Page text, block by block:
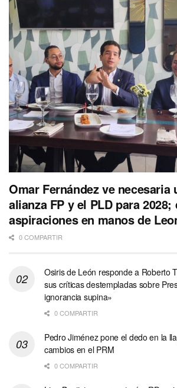
Omar Fernández ve necesaria
alianza FP y el PLD para 2028;
aspiraciones en manos de
0 COMPARTIR
Osiris de León responde a Roberto
sus críticas destempladas sobre
ignorancia supina»
0 COMPARTIR
Pedro Jiménez pone el dedo en la
cambios en el PRM
0 COMPARTIR